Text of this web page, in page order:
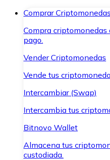
Comprar Criptomonedas
Compra
pago.
Vender Criptomonedas
Vende tus
Intercambiar (Swap)
Intercambia tus
Bitnovo Wallet
Almacena tus
custodiada.